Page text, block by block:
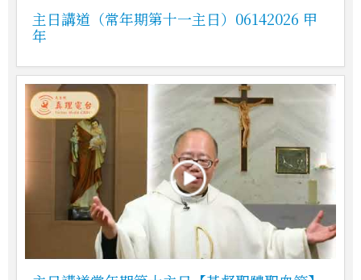
主日講道（常年期第十一主日）06142026 甲
年